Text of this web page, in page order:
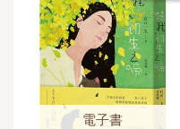
電子書